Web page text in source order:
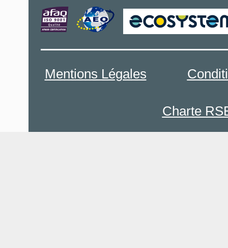
Mentions Légales
Charte